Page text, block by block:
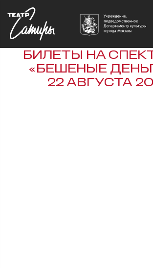
БИЛЕТЫ НА
«БЕШЕНЫЕ
22 АВГУСТА